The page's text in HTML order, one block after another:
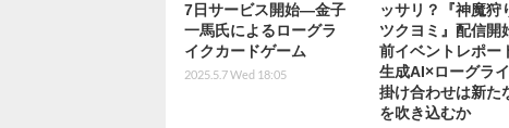
7日サービス開始―金子
一馬氏によるローグラ
イクカードゲーム
2025.5.7 Wed 18:05
ッサリ？『神魔狩
ツクヨミ』配信開
前イベントレポー
生成AI×ローグラ
掛け合わせは新た
を吹き込むか